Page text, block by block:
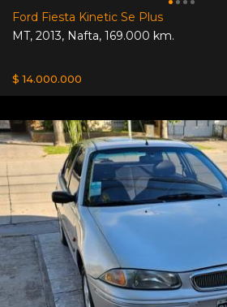
Ford Fiesta Kinetic Se Plus
MT, 2013, Nafta, 169.000 km.
$ 14.000.000